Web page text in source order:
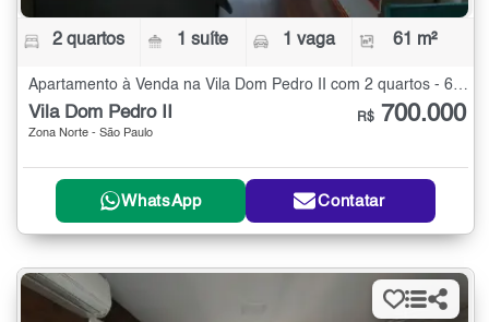
2 quartos 1 suíte 1 vaga 61 m²
Apartamento à Venda na Vila Dom Pedro II com 2 quartos - 61 m²
Vila Dom Pedro II
Zona Norte - São Paulo
R$ 700.000
WhatsApp Contatar